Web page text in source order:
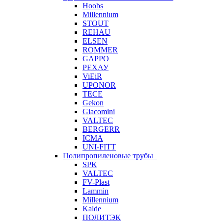
Hoobs
Millennium
STOUT
REHAU
ELSEN
ROMMER
GAPPO
РЕХАУ
ViEiR
UPONOR
TECE
Gekon
Giacomini
VALTEC
BERGERR
ICMA
UNI-FITT
Полипропиленовые трубы
SPK
VALTEC
FV-Plast
Lammin
Millennium
Kalde
ПОЛИТЭК